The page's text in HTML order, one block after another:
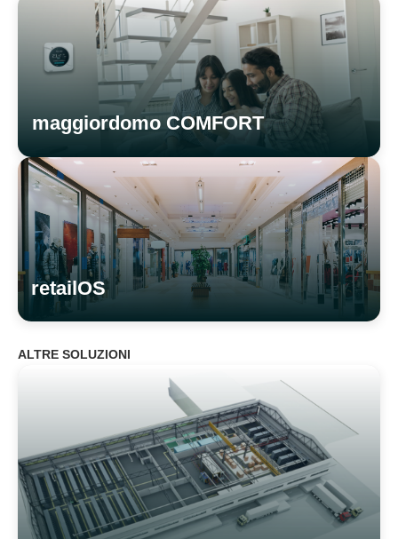
condominiali.
maggiordomo COMFORT
retailOS
ALTRE SOLUZIONI